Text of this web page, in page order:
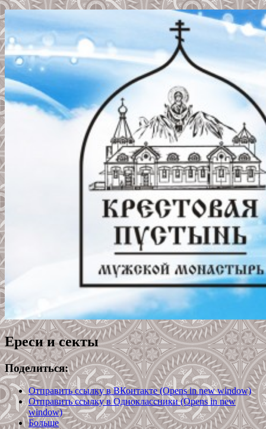
Ереси и секты
Поделиться:
Отправить ссылку в ВКонтакте (Opens in new window)
Отправить ссылку в Одноклассники (Opens in new
window)
Больше